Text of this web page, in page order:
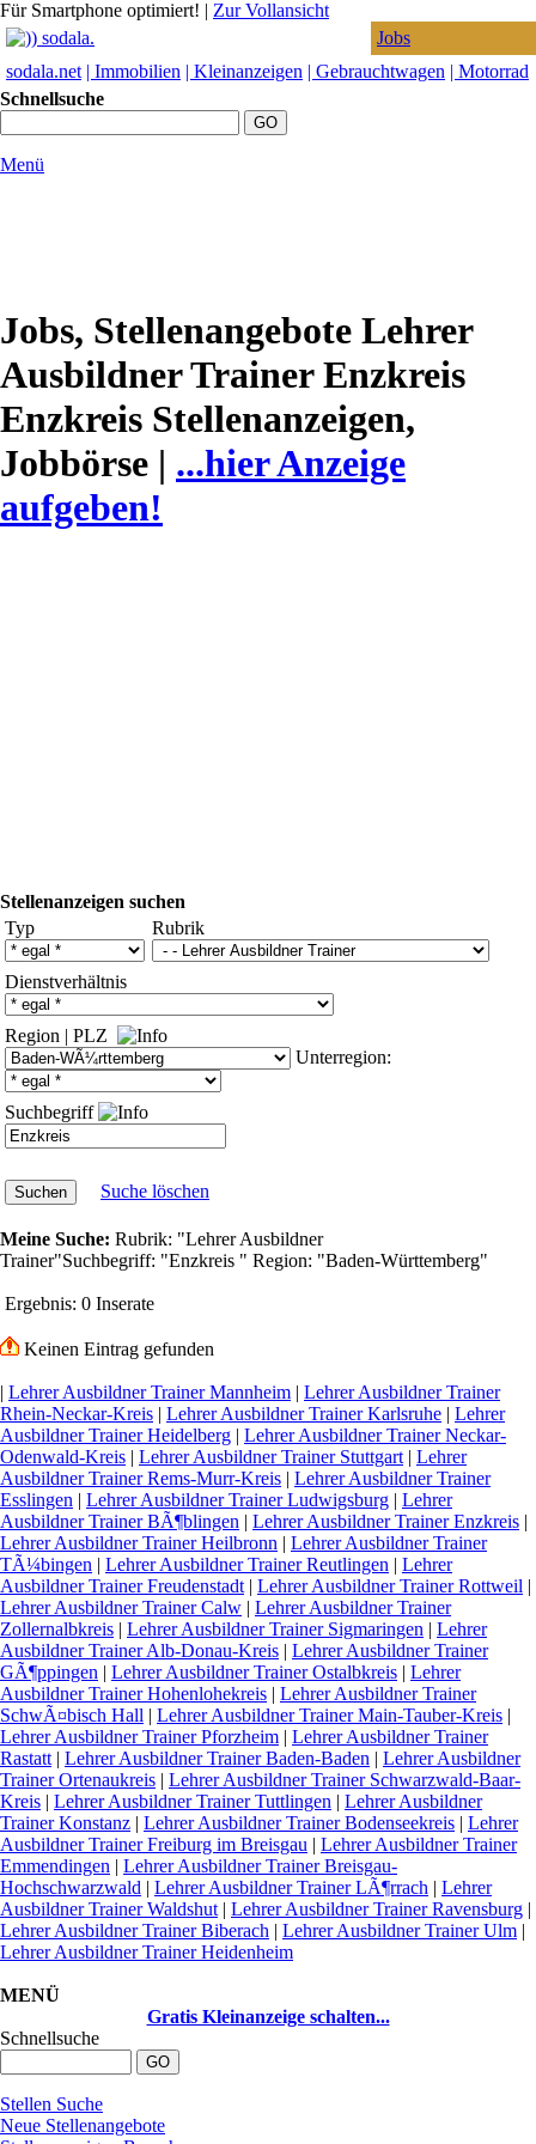
Für Smartphone optimiert! | Zur Vollansicht
Jobs
sodala.net | Immobilien | Kleinanzeigen | Gebrauchtwagen | Motorrad
Schnellsuche
Menü
Jobs, Stellenangebote Lehrer
Ausbildner Trainer Enzkreis
Enzkreis Stellenanzeigen,
Jobbörse | ...hier Anzeige
aufgeben!
Stellenanzeigen suchen
Typ
Rubrik
Dienstverhältnis
Region | PLZ
Unterregion:
Suchbegriff
Suche löschen
Meine Suche: Rubrik: "Lehrer Ausbildner
Trainer"Suchbegriff: "Enzkreis " Region: "Baden-Württemberg"
Ergebnis: 0 Inserate
Keinen Eintrag gefunden
| Lehrer Ausbildner Trainer Mannheim | Lehrer Ausbildner Trainer
Rhein-Neckar-Kreis | Lehrer Ausbildner Trainer Karlsruhe | Lehrer
Ausbildner Trainer Heidelberg | Lehrer Ausbildner Trainer Neckar-
Odenwald-Kreis | Lehrer Ausbildner Trainer Stuttgart | Lehrer
Ausbildner Trainer Rems-Murr-Kreis | Lehrer Ausbildner Trainer
Esslingen | Lehrer Ausbildner Trainer Ludwigsburg | Lehrer
Ausbildner Trainer BÃ¶blingen | Lehrer Ausbildner Trainer Enzkreis |
Lehrer Ausbildner Trainer Heilbronn | Lehrer Ausbildner Trainer
TÃ¼bingen | Lehrer Ausbildner Trainer Reutlingen | Lehrer
Ausbildner Trainer Freudenstadt | Lehrer Ausbildner Trainer Rottweil |
Lehrer Ausbildner Trainer Calw | Lehrer Ausbildner Trainer
Zollernalbkreis | Lehrer Ausbildner Trainer Sigmaringen | Lehrer
Ausbildner Trainer Alb-Donau-Kreis | Lehrer Ausbildner Trainer
GÃ¶ppingen | Lehrer Ausbildner Trainer Ostalbkreis | Lehrer
Ausbildner Trainer Hohenlohekreis | Lehrer Ausbildner Trainer
SchwÃ¤bisch Hall | Lehrer Ausbildner Trainer Main-Tauber-Kreis |
Lehrer Ausbildner Trainer Pforzheim | Lehrer Ausbildner Trainer
Rastatt | Lehrer Ausbildner Trainer Baden-Baden | Lehrer Ausbildner
Trainer Ortenaukreis | Lehrer Ausbildner Trainer Schwarzwald-Baar-
Kreis | Lehrer Ausbildner Trainer Tuttlingen | Lehrer Ausbildner
Trainer Konstanz | Lehrer Ausbildner Trainer Bodenseekreis | Lehrer
Ausbildner Trainer Freiburg im Breisgau | Lehrer Ausbildner Trainer
Emmendingen | Lehrer Ausbildner Trainer Breisgau-
Hochschwarzwald | Lehrer Ausbildner Trainer LÃ¶rrach | Lehrer
Ausbildner Trainer Waldshut | Lehrer Ausbildner Trainer Ravensburg |
Lehrer Ausbildner Trainer Biberach | Lehrer Ausbildner Trainer Ulm |
Lehrer Ausbildner Trainer Heidenheim
MENÜ
Gratis Kleinanzeige schalten...
Schnellsuche
Stellen Suche
Neue Stellenangebote